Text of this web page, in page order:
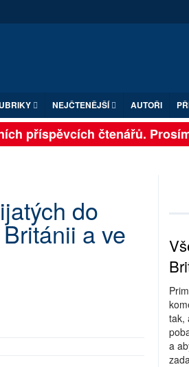
NEJČTENĚJŠÍ AUTOŘI
příspěvcích čtenářů.
do
a ve
tak,
a